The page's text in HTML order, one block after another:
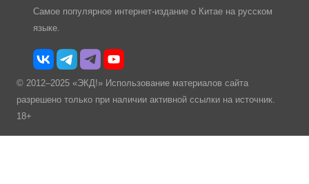
Самое популярное интернет-издание о Китае на русском
языке.
© 2012–2025 «ЭКД!» Использование материалов сайта
разрешено только при наличии активной ссылки на источник.
18+